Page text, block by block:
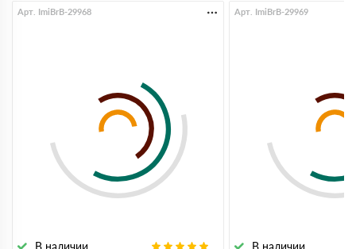
В наличии
Арт. ImiBrB-29968
В наличии
Арт. ImiBrB-29969